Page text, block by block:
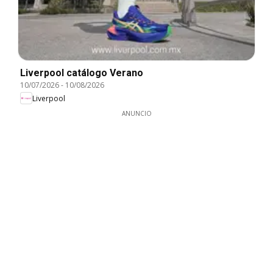
Liverpool catálogo Verano
10/07/2026- 10/08/2026
Liverpool
ANUNCIO